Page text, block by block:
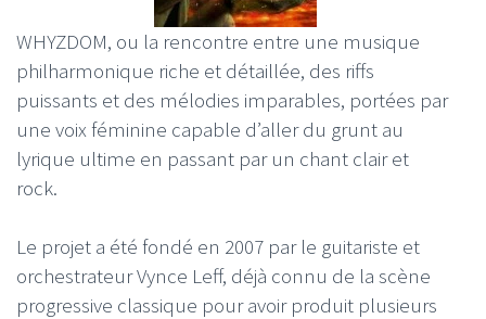
WHYZDOM, ou la rencontre entre une musique
philharmonique riche et détaillée, des riffs
puissants et des mélodies imparables, portées par
une voix féminine capable d’aller du grunt au
lyrique ultime en passant par un chant clair et
rock.
Le projet a été fondé en 2007 par le guitariste et
orchestrateur Vynce Leff, déjà connu de la scène
progressive classique pour avoir produit plusieurs